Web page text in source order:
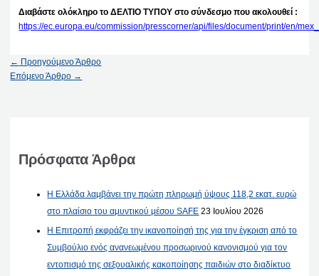
Διαβάστε ολόκληρο το ΔΕΛΤΙΟ ΤΥΠΟΥ στο σύνδεσμο που ακολουθεί :
https://ec.europa.eu/commission/presscorner/api/files/document/print/en/
← Προηγούμενο Άρθρο
Επόμενο Άρθρο →
Πρόσφατα Άρθρα
Η Ελλάδα λαμβάνει την πρώτη πληρωμή ύψους 118,2 εκατ. ευρώ
στο πλαίσιο του αμυντικού μέσου SAFE 23 Ιουλίου 2026
Η Επιτροπή εκφράζει την ικανοποίησή της για την έγκριση από το
Συμβούλιο ενός ανανεωμένου προσωρινού κανονισμού για τον
εντοπισμό της σεξουαλικής κακοποίησης παιδιών στο διαδίκτυο